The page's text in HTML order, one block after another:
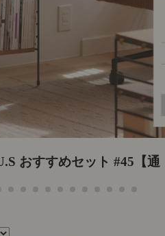
おすすめセット #45【通